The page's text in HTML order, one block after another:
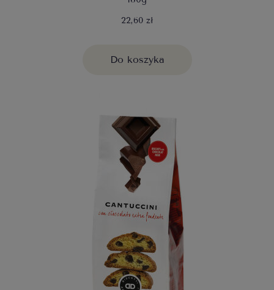
22,60 zł
Do koszyka